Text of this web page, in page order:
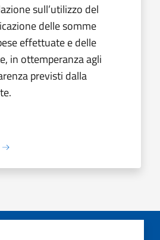
sull’utilizzo del
delle somme
effettuate e delle
in ottemperanza agli
previsti dalla